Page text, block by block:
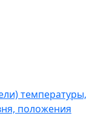
температуры,
положения